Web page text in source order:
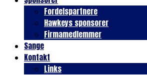
Fordelspartnere
Hawkeys sponsorer
Firmamedlemmer
Sange
Kontakt
Links